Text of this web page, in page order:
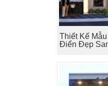
Thiết Kế
Điển Đẹp